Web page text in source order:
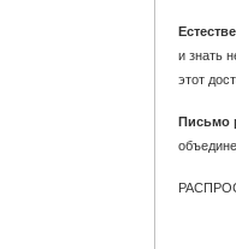
и знать
этот
Письмо